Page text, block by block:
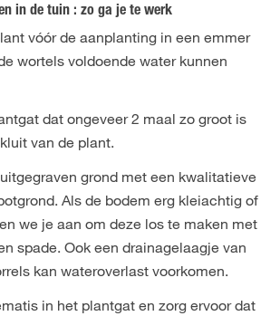
in de tuin : zo ga je te werk
vóór de aanplanting in een emmer
wortels voldoende water kunnen
dat ongeveer 2 maal zo groot is
van de plant.
grond met een kwalitatieve
Als de bodem erg kleiachtig of
we je aan om deze los te maken met
spade. Ook een drainagelaagje van
kan wateroverlast voorkomen.
in het plantgat en zorg ervoor dat